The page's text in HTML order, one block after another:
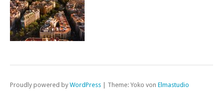
Proudly powered by WordPress Theme: Yoko von Elmastudio